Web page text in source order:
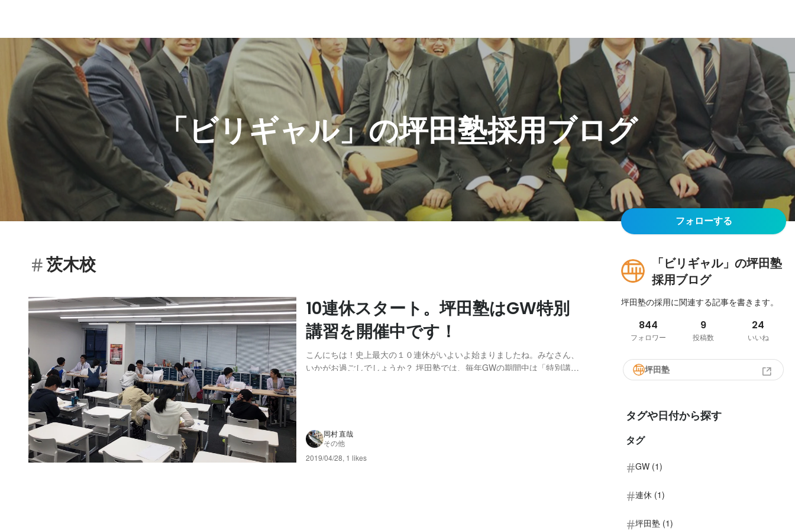
「ビリギャル」の坪田塾採用ブログ
茨木校
10連休スタート。坪田塾はGW特別
講習を開催中です！
こんにちは！史上最大の１０連休がいよいよ始まりましたね。みなさん、
いかがお過ごしでしょうか？ 坪田塾では、毎年GWの期間中は「特別講習
岡村 直哉
その他
2019/04/28, 1 likes
フォローする
「ビリギャル」の坪田塾
採用ブログ
坪田塾の採用に関連する記事を書きます。
844
フォロワー
9
投稿数
24
いいね
坪田塾
タグや日付から探す
タグ
GW (1)
連休 (1)
坪田塾 (1)